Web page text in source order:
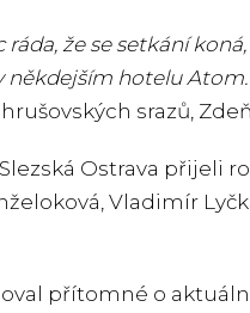
že se setkání
někdejším hotelu
srazů,
Ostrava přijeli
Vladimír
přítomné o